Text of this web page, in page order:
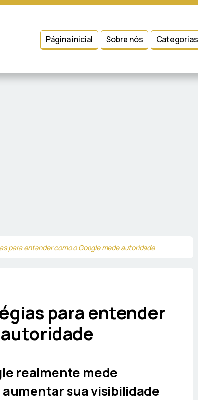
Página inicial Sobre nós Categorias
para entender como o Google mede autoridade
para entender
realmente mede
sua visibilidade